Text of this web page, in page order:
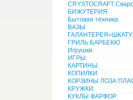
CRYSTOCRAFT
БИЖУТЕРИЯ
Бытовая техника.
ВАЗЫ
ГРИЛЬ БАРБЕКЮ
Игрушки.
ИГРЫ.
КАРТИНЫ.
КОПИЛКИ
КОРЗИНЫ ЛОЗА
КРУЖКИ.
КУКЛЫ ФАРФОР.